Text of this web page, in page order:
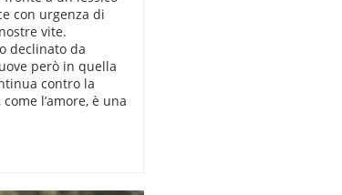
con urgenza di
vite.
declinato da
però in quella
contro la
l’amore, è una